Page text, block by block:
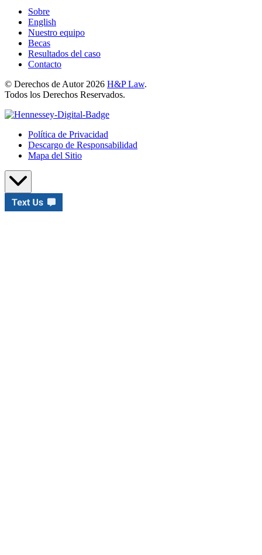
Sobre
English
Nuestro equipo
Becas
Resultados del caso
Contacto
© Derechos de Autor 2026 H&P Law.
Todos los Derechos Reservados.
Política de Privacidad
Descargo de Responsabilidad
Mapa del Sitio